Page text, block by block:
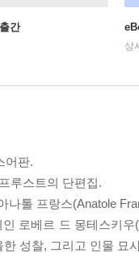
간
상
어판.
루스트의 단편집.
나톨 프랑스(Anatole
로베르 드 몽테스키
성찰, 그리고 인물 묘